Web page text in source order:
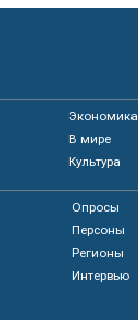
Экономика
В мире
Культура
Опросы
Персоны
Регионы
Интервью